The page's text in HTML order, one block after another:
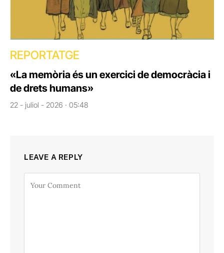
REPORTATGE
«La memòria és un exercici de democràcia i
de drets humans»
22 - juliol - 2026 · 05:48
LEAVE A REPLY